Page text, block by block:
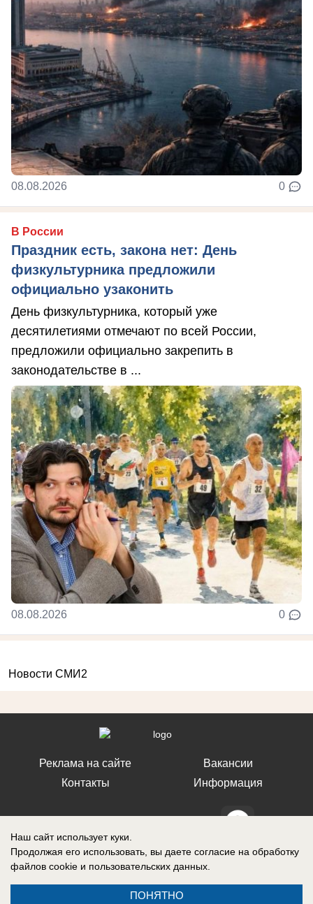
08.08.2026 0
В России
Праздник есть, закона нет: День
физкультурника предложили
официально узаконить
День физкультурника, который уже
десятилетиями отмечают по всей России,
предложили официально закрепить в
законодательстве в ...
08.08.2026 0
Новости СМИ2
Реклама на сайте
Контакты
Вакансии
Информация
СМИ Блокнот Ставрополь зарегистрировано Федеральной службой по
надзору в сфере связи, информационных технологий и массовых
Эл № ФС77-76032 от 12 июля 2019 г. (Первоначальное свидетельство
Эл № ФС77-62273 от 03 июля 2015 г.)
Наш сайт использует куки.
Продолжая его использовать, вы даете согласие на обработку
файлов cookie и пользовательских данных.
ПОНЯТНО